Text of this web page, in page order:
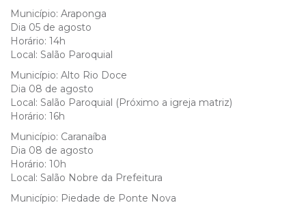
Município: Araponga
Dia 05 de agosto
Horário: 14h
Local: Salão Paroquial
Município: Alto Rio Doce
Dia 08 de agosto
Local: Salão Paroquial (Próximo a igreja matriz)
Horário: 16h
Município: Caranaíba
Dia 08 de agosto
Horário: 10h
Local: Salão Nobre da Prefeitura
Município: Piedade de Ponte Nova